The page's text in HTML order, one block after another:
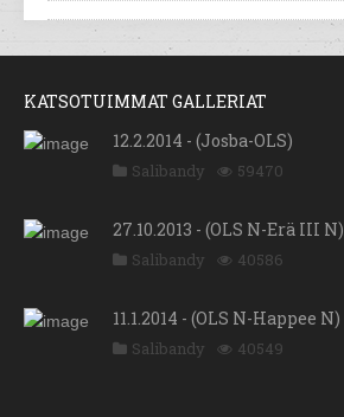
KATSOTUIMMAT GALLERIAT
12.2.2014 - (Josba-OLS)
Salibandy 59470
27.10.2013 - (OLS N-Erä III N)
Salibandy 40586
11.1.2014 - (OLS N-Happee N)
Salibandy 40549